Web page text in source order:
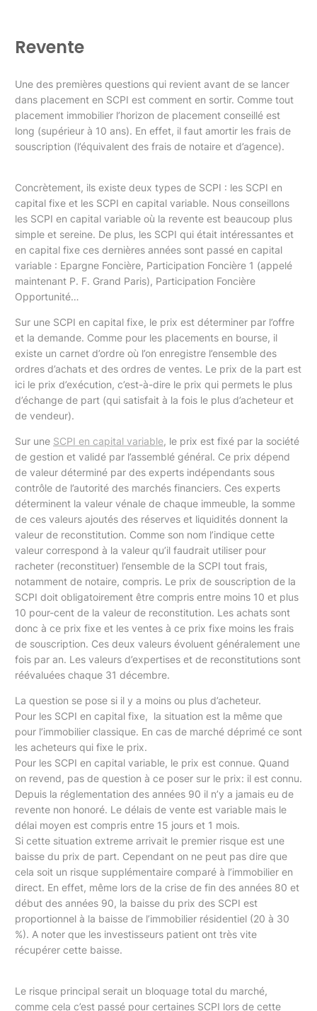
Revente
Une des premières questions qui revient avant de se lancer
dans placement en SCPI est comment en sortir. Comme tout
placement immobilier l’horizon de placement conseillé est
long (supérieur à 10 ans). En effet, il faut amortir les frais de
souscription (l’équivalent des frais de notaire et d’agence).
Concrètement, ils existe deux types de SCPI : les SCPI en
capital fixe et les SCPI en capital variable. Nous conseillons
les SCPI en capital variable où la revente est beaucoup plus
simple et sereine. De plus, les SCPI qui était intéressantes et
en capital fixe ces dernières années sont passé en capital
variable : Epargne Foncière, Participation Foncière 1 (appelé
maintenant P. F. Grand Paris), Participation Foncière
Opportunité…
Sur une SCPI en capital fixe, le prix est déterminer par l’offre
et la demande. Comme pour les placements en bourse, il
existe un carnet d’ordre où l’on enregistre l’ensemble des
ordres d’achats et des ordres de ventes. Le prix de la part est
ici le prix d’exécution, c’est-à-dire le prix qui permets le plus
d’échange de part (qui satisfait à la fois le plus d’acheteur et
de vendeur).
Sur une SCPI en capital variable, le prix est fixé par la société
de gestion et validé par l’assemblé général. Ce prix dépend
de valeur déterminé par des experts indépendants sous
contrôle de l’autorité des marchés financiers. Ces experts
déterminent la valeur vénale de chaque immeuble, la somme
de ces valeurs ajoutés des réserves et liquidités donnent la
valeur de reconstitution. Comme son nom l’indique cette
valeur correspond à la valeur qu’il faudrait utiliser pour
racheter (reconstituer) l’ensemble de la SCPI tout frais,
notamment de notaire, compris. Le prix de souscription de la
SCPI doit obligatoirement être compris entre moins 10 et plus
10 pour-cent de la valeur de reconstitution. Les achats sont
donc à ce prix fixe et les ventes à ce prix fixe moins les frais
de souscription. Ces deux valeurs évoluent généralement une
fois par an. Les valeurs d’expertises et de reconstitutions sont
réévaluées chaque 31 décembre.
La question se pose si il y a moins ou plus d’acheteur.
Pour les SCPI en capital fixe, la situation est la même que
pour l’immobilier classique. En cas de marché déprimé ce sont
les acheteurs qui fixe le prix.
Pour les SCPI en capital variable, le prix est connue. Quand
on revend, pas de question à ce poser sur le prix: il est connu.
Depuis la réglementation des années 90 il n’y a jamais eu de
revente non honoré. Le délais de vente est variable mais le
délai moyen est compris entre 15 jours et 1 mois.
Si cette situation extreme arrivait le premier risque est une
baisse du prix de part. Cependant on ne peut pas dire que
cela soit un risque supplémentaire comparé à l’immobilier en
direct. En effet, même lors de la crise de fin des années 80 et
début des années 90, la baisse du prix des SCPI est
proportionnel à la baisse de l’immobilier résidentiel (20 à 30
%). A noter que les investisseurs patient ont très vite
récupérer cette baisse.
Le risque principal serait un bloquage total du marché,
comme cela c’est passé pour certaines SCPI lors de cette